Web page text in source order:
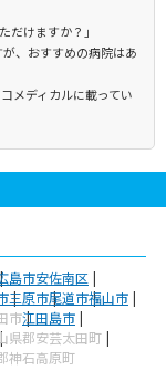
だけますか？」
、おすすめの病院はあ
メディカルに載ってい
島市安佐南区
三原市尾道市福山市
市江田島市
県郡安芸太田町
神石高原町